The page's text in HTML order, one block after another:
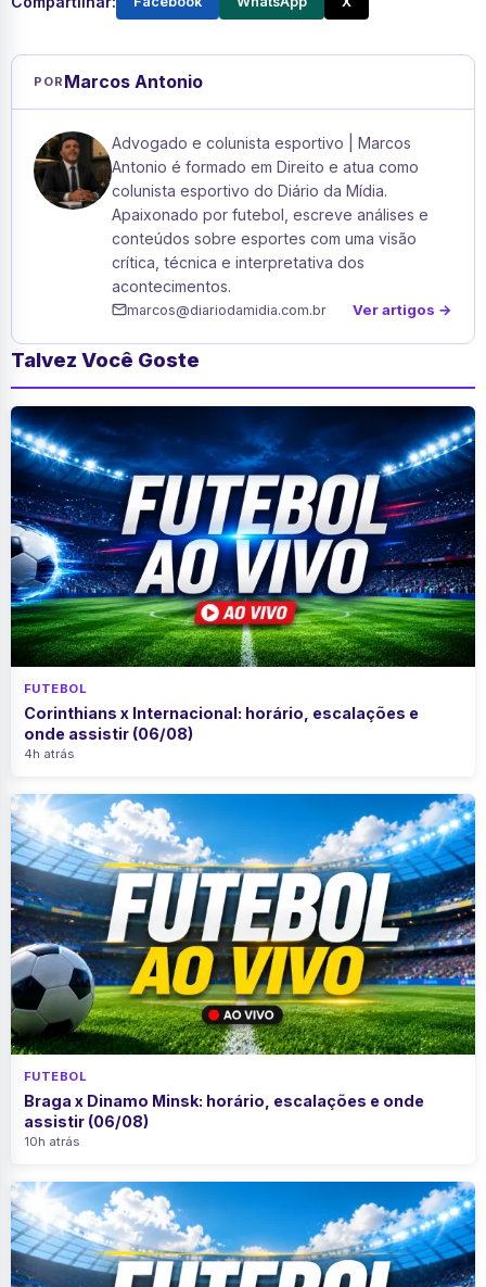
POR Marcos Antonio
Advogado e colunista esportivo | Marcos
Antonio é formado em Direito e atua como
colunista esportivo do Diário da Mídia.
Apaixonado por futebol, escreve análises e
conteúdos sobre esportes com uma visão
crítica, técnica e interpretativa dos
acontecimentos.
marcos@diariodamidia.com.br Ver artigos →
Talvez Você Goste
FUTEBOL
Corinthians x Internacional: horário, escalações e
onde assistir (06/08)
4h atrás
FUTEBOL
Braga x Dinamo Minsk: horário, escalações e onde
assistir (06/08)
10h atrás